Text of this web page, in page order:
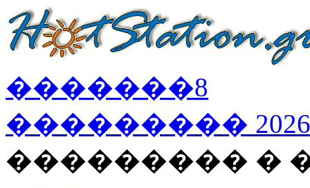
�������8
��������� 2026
��������� �